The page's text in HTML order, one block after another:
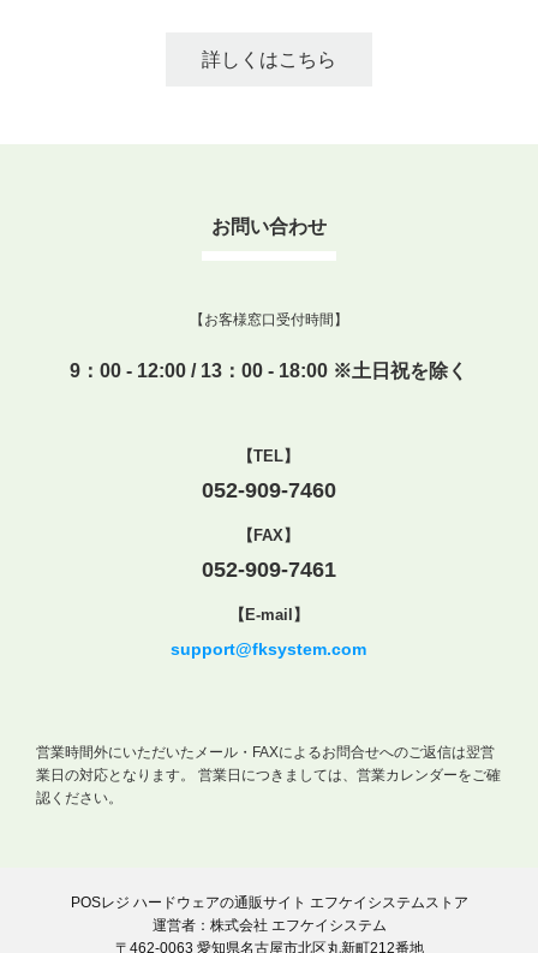
詳しくはこちら
お問い合わせ
【お客様窓口受付時間】
9：00 - 12:00 / 13：00 - 18:00 ※土日祝を除く
【TEL】
052-909-7460
【FAX】
052-909-7461
【E-mail】
support@fksystem.com
営業時間外にいただいたメール・FAXによるお問合せへのご返信は翌営
業日の対応となります。
営業日につきましては、営業カレンダーをご確
認ください。
POSレジ ハードウェアの通販サイト エフケイシステムストア
運営者：株式会社 エフケイシステム
〒462-0063 愛知県名古屋市北区丸新町212番地